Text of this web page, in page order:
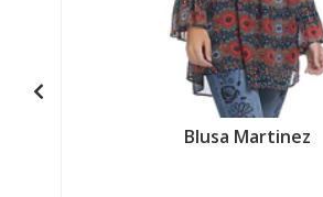
Blusa Martinez